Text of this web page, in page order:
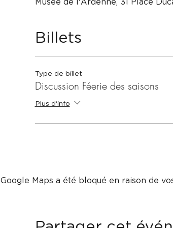
Musée de l'Ardenne, 31 Place
Billets
Type de billet
Discussion Féerie des saisons
Plus d'info
Google Maps a été bloqué en raison de